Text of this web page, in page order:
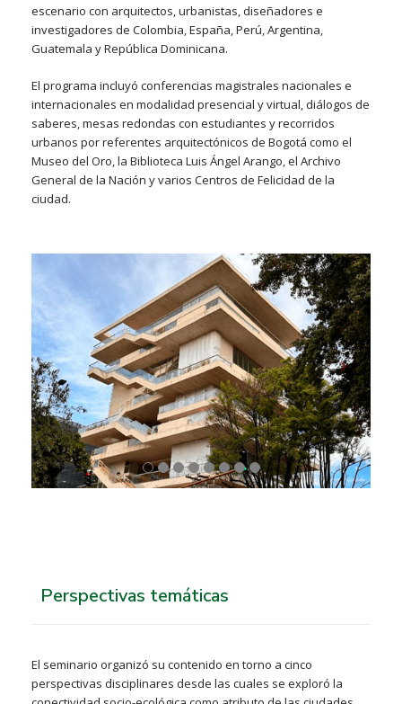
escenario con arquitectos, urbanistas, diseñadores e
investigadores de Colombia, España, Perú, Argentina,
Guatemala y República Dominicana.
El programa incluyó conferencias magistrales nacionales e
internacionales en modalidad presencial y virtual, diálogos de
saberes, mesas redondas con estudiantes y recorridos
urbanos por referentes arquitectónicos de Bogotá como el
Museo del Oro, la Biblioteca Luis Ángel Arango, el Archivo
General de la Nación y varios Centros de Felicidad de la
ciudad.
Perspectivas temáticas
El seminario organizó su contenido en torno a cinco
perspectivas disciplinares desde las cuales se exploró la